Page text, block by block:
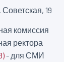
19
комиссия
ректора
- для СМИ